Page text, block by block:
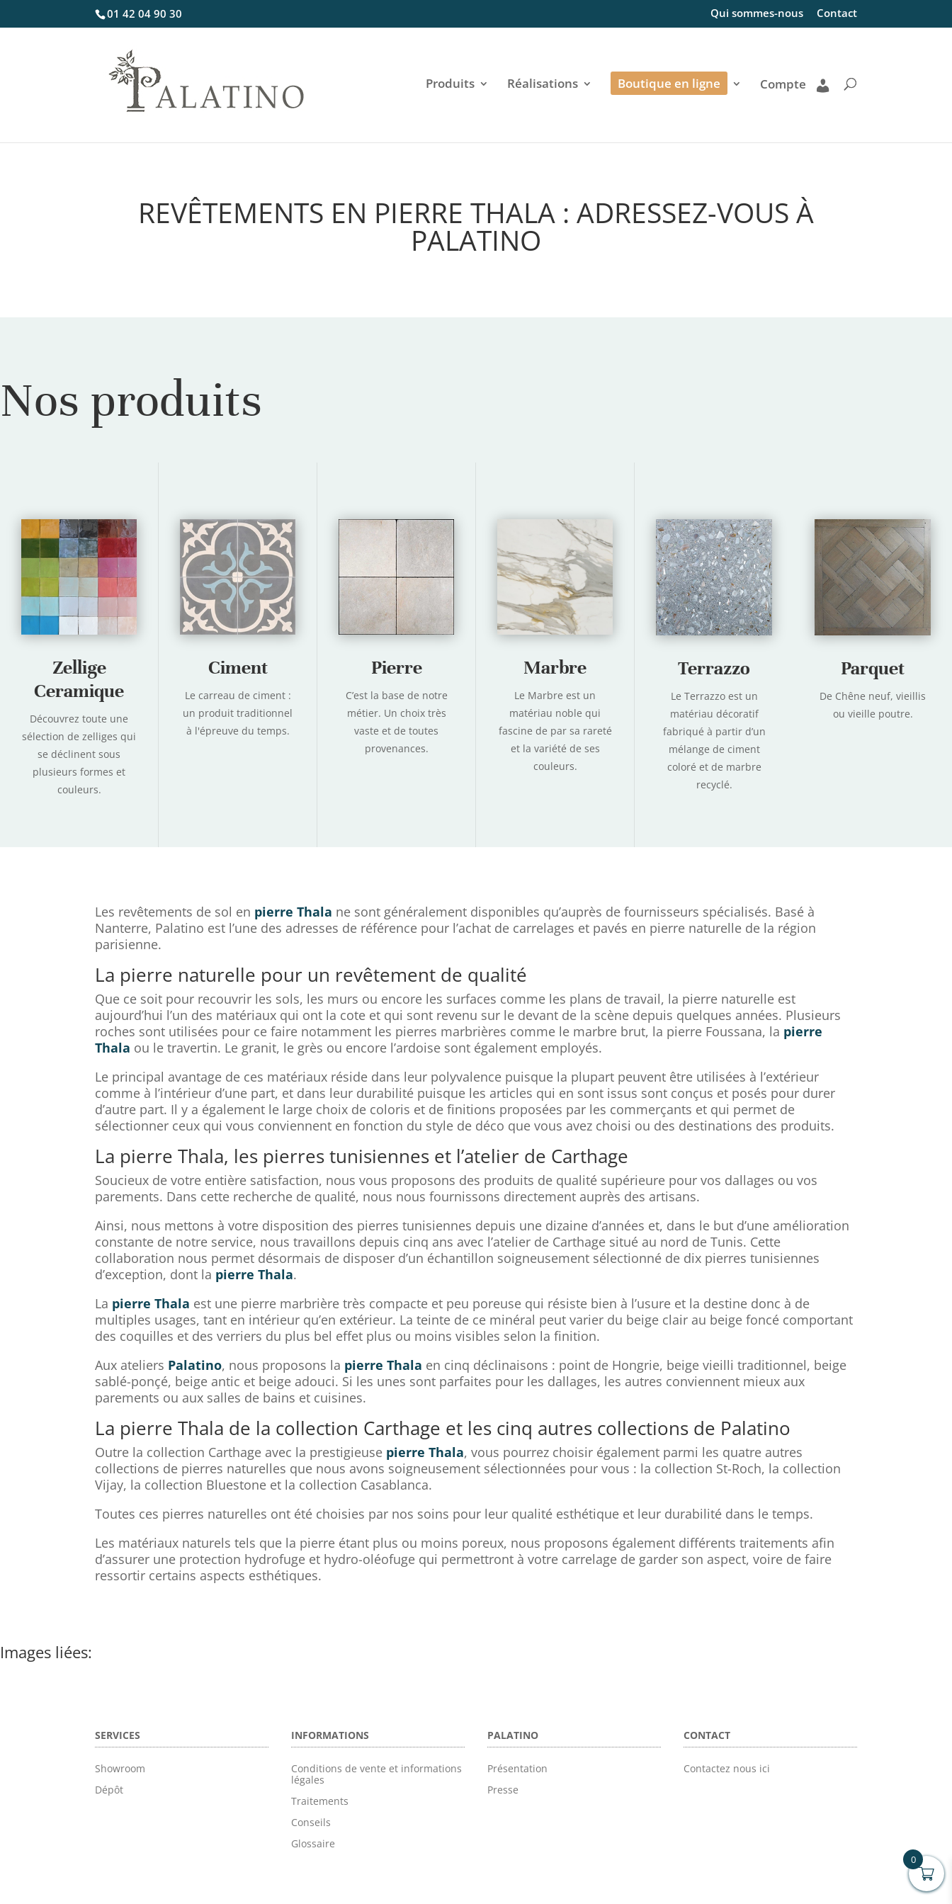
01 42 04 90 30 Qui sommes-nous Contact
Produits Réalisations Boutique en ligne Compte
REVÊTEMENTS EN PIERRE THALA : ADRESSEZ-VOUS À
PALATINO
Nos produits
Zellige
Ceramique
Découvrez toute une
sélection de zelliges qui
se déclinent sous
plusieurs formes et
couleurs.
Ciment
Le carreau de ciment :
un produit traditionnel
à l'épreuve du temps.
Pierre
C’est la base de notre
métier. Un choix très
vaste et de toutes
provenances.
Marbre
Le Marbre est un
matériau noble qui
fascine de par sa rareté
et la variété de ses
couleurs.
Terrazzo
Le Terrazzo est un
matériau décoratif
fabriqué à partir d’un
mélange de ciment
coloré et de marbre
recyclé.
Parquet
De Chêne neuf, vieillis
ou vieille poutre.
Les revêtements de sol en pierre Thala ne sont généralement disponibles qu’auprès de fournisseurs spécialisés. Basé à
Nanterre, Palatino est l’une des adresses de référence pour l’achat de carrelages et pavés en pierre naturelle de la région
parisienne.
La pierre naturelle pour un revêtement de qualité
Que ce soit pour recouvrir les sols, les murs ou encore les surfaces comme les plans de travail, la pierre naturelle est
aujourd’hui l’un des matériaux qui ont la cote et qui sont revenu sur le devant de la scène depuis quelques années. Plusieurs
roches sont utilisées pour ce faire notamment les pierres marbrières comme le marbre brut, la pierre Foussana, la pierre
Thala ou le travertin. Le granit, le grès ou encore l’ardoise sont également employés.
Le principal avantage de ces matériaux réside dans leur polyvalence puisque la plupart peuvent être utilisées à l’extérieur
comme à l’intérieur d’une part, et dans leur durabilité puisque les articles qui en sont issus sont conçus et posés pour durer
d’autre part. Il y a également le large choix de coloris et de finitions proposées par les commerçants et qui permet de
sélectionner ceux qui vous conviennent en fonction du style de déco que vous avez choisi ou des destinations des produits.
La pierre Thala, les pierres tunisiennes et l’atelier de Carthage
Soucieux de votre entière satisfaction, nous vous proposons des produits de qualité supérieure pour vos dallages ou vos
parements. Dans cette recherche de qualité, nous nous fournissons directement auprès des artisans.
Ainsi, nous mettons à votre disposition des pierres tunisiennes depuis une dizaine d’années et, dans le but d’une amélioration
constante de notre service, nous travaillons depuis cinq ans avec l’atelier de Carthage situé au nord de Tunis. Cette
collaboration nous permet désormais de disposer d’un échantillon soigneusement sélectionné de dix pierres tunisiennes
d’exception, dont la pierre Thala.
La pierre Thala est une pierre marbrière très compacte et peu poreuse qui résiste bien à l’usure et la destine donc à de
multiples usages, tant en intérieur qu’en extérieur. La teinte de ce minéral peut varier du beige clair au beige foncé comportant
des coquilles et des verriers du plus bel effet plus ou moins visibles selon la finition.
Aux ateliers Palatino, nous proposons la pierre Thala en cinq déclinaisons : point de Hongrie, beige vieilli traditionnel, beige
sablé-ponçé, beige antic et beige adouci. Si les unes sont parfaites pour les dallages, les autres conviennent mieux aux
parements ou aux salles de bains et cuisines.
La pierre Thala de la collection Carthage et les cinq autres collections de Palatino
Outre la collection Carthage avec la prestigieuse pierre Thala, vous pourrez choisir également parmi les quatre autres
collections de pierres naturelles que nous avons soigneusement sélectionnées pour vous : la collection St-Roch, la collection
Vijay, la collection Bluestone et la collection Casablanca.
Toutes ces pierres naturelles ont été choisies par nos soins pour leur qualité esthétique et leur durabilité dans le temps.
Les matériaux naturels tels que la pierre étant plus ou moins poreux, nous proposons également différents traitements afin
d’assurer une protection hydrofuge et hydro-oléofuge qui permettront à votre carrelage de garder son aspect, voire de faire
ressortir certains aspects esthétiques.
Images liées:
SERVICES
Showroom
Dépôt
INFORMATIONS
Conditions de vente et informations
légales
Traitements
Conseils
Glossaire
PALATINO
Présentation
Presse
CONTACT
Contactez nous ici
0